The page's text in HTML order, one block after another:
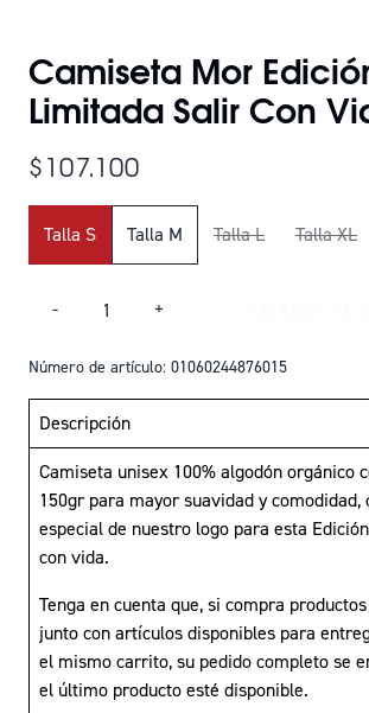
Camiseta Mor
Limitada Salir Con
$107.100
Talla S Talla M Talla L Talla XL
- +
Número de artículo: 01060244876015
Descripción
Camiseta unisex 100% algodón orgánico
150gr para mayor suavidad y comodidad,
especial de nuestro logo para esta
con vida.
Tenga en cuenta que, si compra
junto con artículos disponibles para
el mismo carrito, su pedido completo se
el último producto esté disponible.